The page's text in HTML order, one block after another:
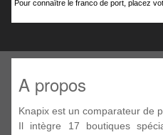
Pour connaître le franco de port, placez
A propos
Knapix est un comparateur de
Il intègre 17 boutiques